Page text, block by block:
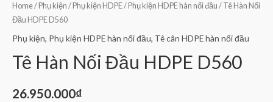
Home/ Phụ kiện / Phụ kiện HDPE/ Phụ kiện HDPE hàn nối đầu / Tê Hàn Nối
Đầu HDPE D560
Phụ kiện, Phụ kiện HDPE hàn nối đầu, Tê cân HDPE hàn nối đầu
Tê Hàn Nối Đầu HDPE D560
26.950.000₫